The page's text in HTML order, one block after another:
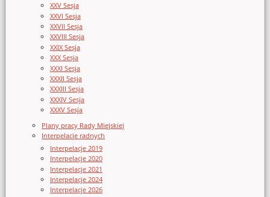
XXV Sesja
XXVI Sesja
XXVII Sesja
XXVIII Sesja
XXIX Sesja
XXX Sesja
XXXI Sesja
XXXII Sesja
XXXIII Sesja
XXXIV Sesja
XXXV Sesja
Plany pracy Rady Miejskiej
Interpelacje radnych
Interpelacje 2019
Interpelacje 2020
Interpelacje 2021
Interpelacje 2024
Interpelacje 2026